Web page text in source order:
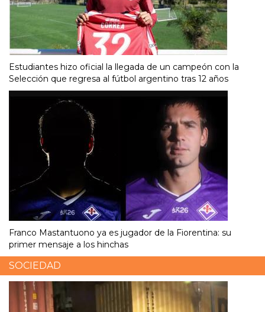
Estudiantes hizo oficial la llegada de un campeón con la
Selección que regresa al fútbol argentino tras 12 años
Franco Mastantuono ya es jugador de la Fiorentina: su
primer mensaje a los hinchas
SOCIEDAD